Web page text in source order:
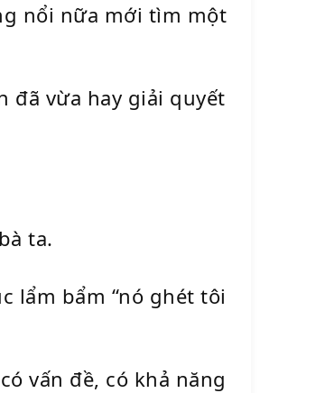
nổi nữa mới tìm một
đã vừa hay giải quyết
ta.
lẩm bẩm “nó ghét tôi
vấn đề, có khả năng